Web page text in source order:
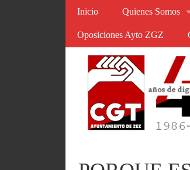
Inicio Quienes Somos
Oposiciones Ayto ZGZ